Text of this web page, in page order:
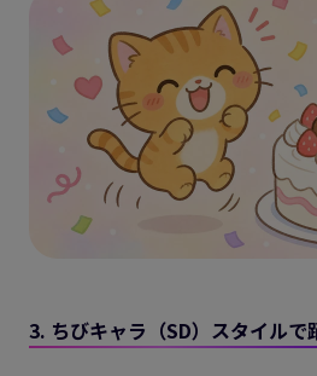
3. ちびキャラ（SD）スタイルで